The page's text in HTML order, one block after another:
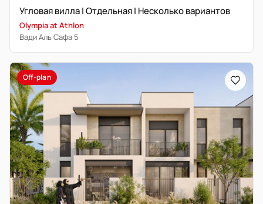
Угловая вилла | Отдельная | Несколько вариантов
Olympia at Athlon
Вади Аль Сафа 5
Off-plan